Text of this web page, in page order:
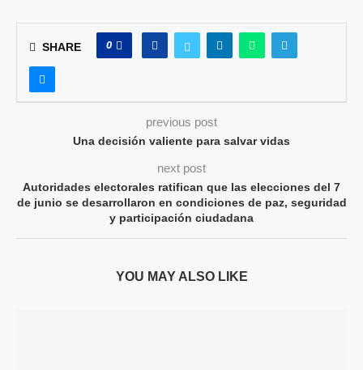
SHARE 0
previous post
Una decisión valiente para salvar vidas
next post
Autoridades electorales ratifican que las elecciones del 7
de junio se desarrollaron en condiciones de paz, seguridad
y participación ciudadana
YOU MAY ALSO LIKE